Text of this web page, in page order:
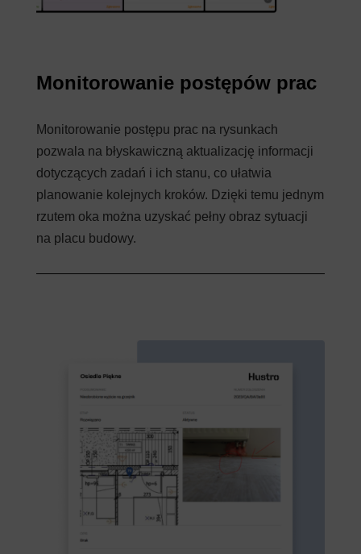
Monitorowanie postępów prac
Monitorowanie postępu prac na rysunkach
pozwala na błyskawiczną aktualizację informacji
dotyczących zadań i ich stanu, co ułatwia
planowanie kolejnych kroków. Dzięki temu jednym
rzutem oka można uzyskać pełny obraz sytuacji
na placu budowy.